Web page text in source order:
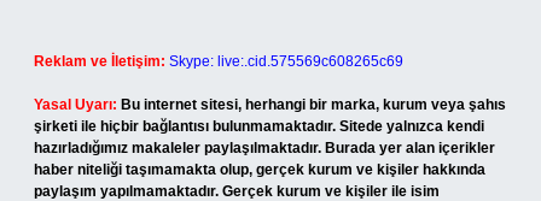
Reklam ve İletişim: Skype: live:.cid.575569c608265c69
Yasal Uyarı: Bu internet sitesi, herhangi bir marka, kurum veya şahıs
şirketi ile hiçbir bağlantısı bulunmamaktadır. Sitede yalnızca kendi
hazırladığımız makaleler paylaşılmaktadır. Burada yer alan içerikler
haber niteliği taşımamakta olup, gerçek kurum ve kişiler hakkında
paylaşım yapılmamaktadır. Gerçek kurum ve kişiler ile isim